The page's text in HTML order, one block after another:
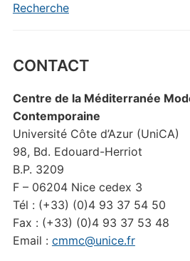
Recherche
CONTACT
Centre de la Méditerranée
Contemporaine
Université Côte d’Azur (UniCA)
98, Bd. Edouard-Herriot
B.P. 3209
F – 06204 Nice cedex 3
Tél : (+33) (0)4 93 37 54 50
Fax : (+33) (0)4 93 37 53 48
Email : cmmc@unice.fr